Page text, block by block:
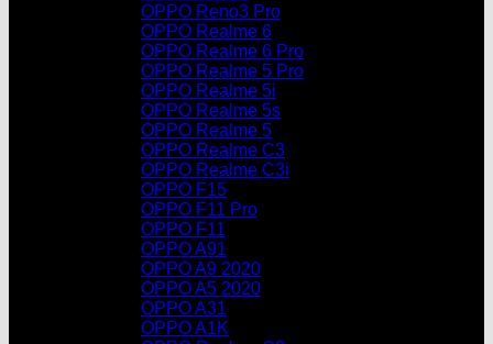
OPPO Reno3 Pro
OPPO Realme 6
OPPO Realme 6 Pro
OPPO Realme 5 Pro
OPPO Realme 5i
OPPO Realme 5s
OPPO Realme 5
OPPO Realme C3
OPPO Realme C3i
OPPO F15
OPPO F11 Pro
OPPO F11
OPPO A91
OPPO A9 2020
OPPO A5 2020
OPPO A31
OPPO A1K